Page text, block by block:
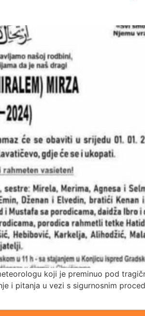
koji je preminuo pod
i pitanja u vezi s sigurnosnim